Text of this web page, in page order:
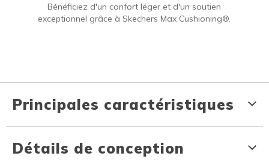
Bénéficiez d'un confort léger et d'un soutien
exceptionnel grâce à Skechers Max Cushioning®.
Principales caractéristiques
Détails de conception